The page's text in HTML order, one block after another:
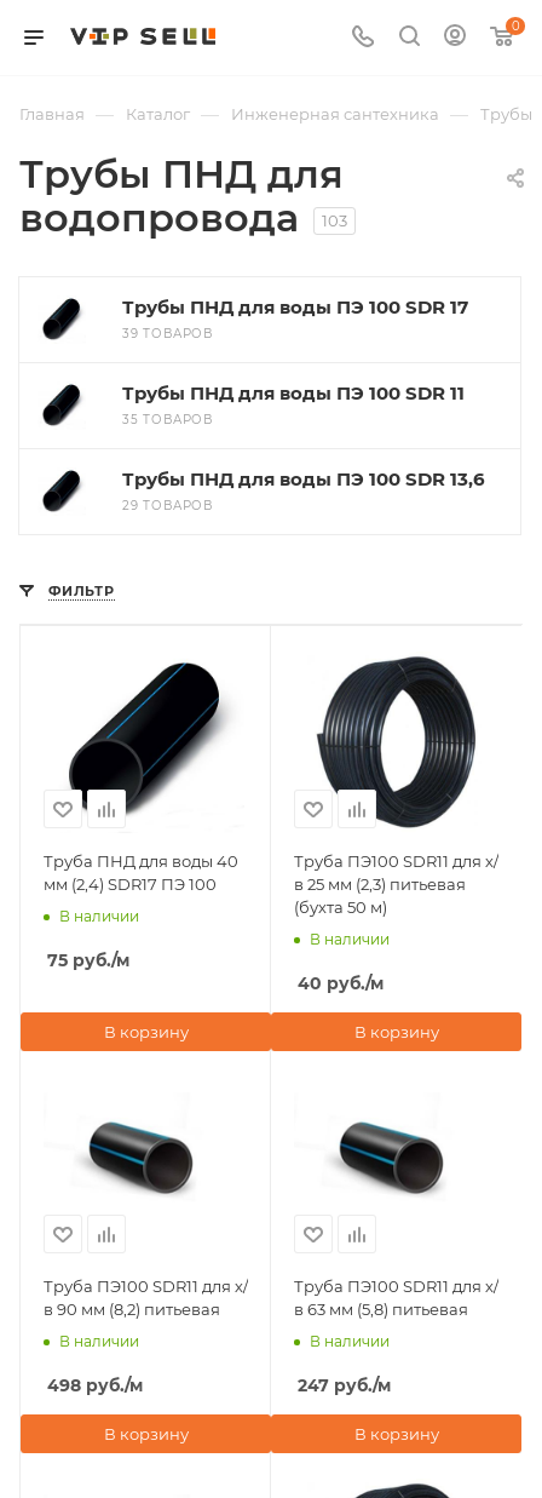
0
Главная — Каталог — Инженерная сантехника — Трубы
Трубы ПНД для
водопровода
103
Трубы ПНД для воды ПЭ 100 SDR 17
39 ТОВАРОВ
Трубы ПНД для воды ПЭ 100 SDR 11
35 ТОВАРОВ
Трубы ПНД для воды ПЭ 100 SDR 13,6
29 ТОВАРОВ
ФИЛЬТР
Труба ПНД для воды 40
мм (2,4) SDR17 ПЭ 100
В наличии
75 руб./м
В корзину
Труба ПЭ100 SDR11 для х/
в 25 мм (2,3) питьевая
(бухта 50 м)
В наличии
40 руб./м
В корзину
Труба ПЭ100 SDR11 для х/
в 90 мм (8,2) питьевая
В наличии
498 руб./м
В корзину
Труба ПЭ100 SDR11 для х/
в 63 мм (5,8) питьевая
В наличии
247 руб./м
В корзину